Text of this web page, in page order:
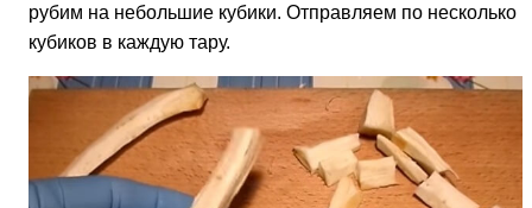
рубим на небольшие кубики. Отправляем по несколько
кубиков в каждую тару.